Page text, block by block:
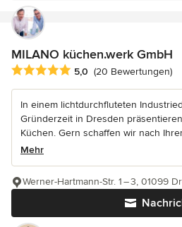
MILANO küchen.werk GmbH
Durchschnittliche Bewertung: 5
5,0 (20 Bewertungen)
In einem lichtdurchfluteten
Gründerzeit in Dresden
Küchen. Gern schaffen wir nach
Mehr
Werner-Hartmann-Str. 1 – 3, 01099